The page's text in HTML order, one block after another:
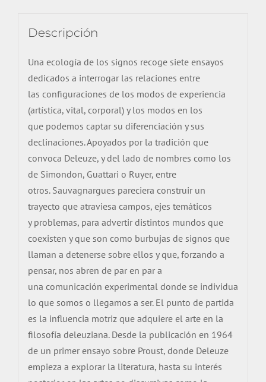
Descripción
Una ecología de los signos recoge siete ensayos
dedicados a interrogar las relaciones entre
las configuraciones de los modos de experiencia
(artística, vital, corporal) y los modos en los
que podemos captar su diferenciación y sus
declinaciones. Apoyados por la tradición que
convoca Deleuze, y del lado de nombres como los
de Simondon, Guattari o Ruyer, entre
otros. Sauvagnargues pareciera construir un
trayecto que atraviesa campos, ejes temáticos
y problemas, para advertir distintos mundos que
coexisten y que son como burbujas de signos que
llaman a detenerse sobre ellos y que, forzando a
pensar, nos abren de par en par a
una comunicación experimental donde se individua
lo que somos o llegamos a ser. El punto de partida
es la influencia motriz que adquiere el arte en la
filosofía deleuziana. Desde la publicación en 1964
de un primer ensayo sobre Proust, donde Deleuze
empieza a explorar la literatura, hasta su interés